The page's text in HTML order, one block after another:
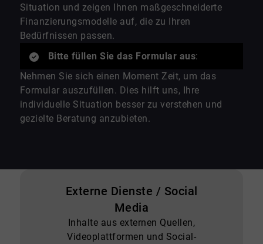
Situation und zeigen Ihnen maßgeschneiderte
Finanzierungsmodelle auf, die zu Ihren
Bedürfnissen passen.
Bitte füllen Sie das Formular aus:
Nehmen Sie sich einen Moment Zeit, um das
Formular auszufüllen. Dies hilft uns, Ihre
individuelle Situation besser zu verstehen und
gezielte Beratung anzubieten.
Externe Dienste / Social
Media
Inhalte aus externen Quellen,
Videoplattformen und Social-